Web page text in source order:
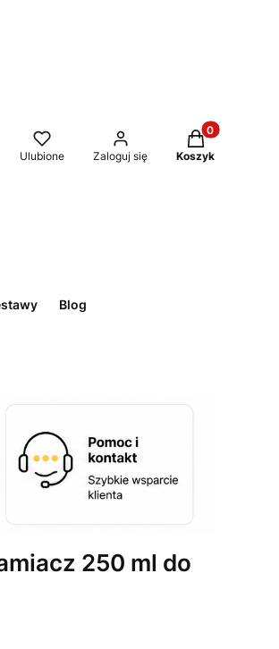
Ulubione Zaloguj się
Produkty w
Koszyk
Blog
250 ml do